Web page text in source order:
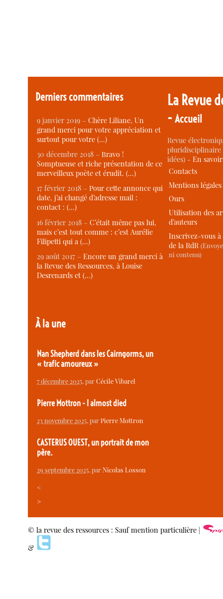
Derniers commentaires
9 janvier 2019 –Chère Liliane, Un
grand merci pour votre appréciation et
surtout pour votre (…)
30 décembre 2018 –Bravo !
Somptueuse et riche présentation de ce
merveilleux poète et érudit. (…)
17 février 2018 –Pour cette annonce qui
date, j’ai changé d’adresse mail :
contact : (…)
16 février 2018 –C’était même pas lui,
mais c’est tout comme : c’est Aurélie
Filipetti qui a (…)
29 août 2017 –Encore un grand merci à
la Revue des Ressources, à Louise
Desrenards et (…)
À la une
Nan Shepherd dans les Cairngorms, un
« trafic amoureux »
7 décembre 2025, parCécile Vibarel
Pierre Mottron - I almost died
23 novembre 2025, parPierre Mottron
CASTERUS OUEST, un portrait de mon
père.
29 septembre 2025, parNicolas Losson
<
>
La Revue
-Accueil
Revue
idées) -En
Contacts
Mentions légales
Ours
Utilisation des
d’auteurs
Inscrivez-vous
de la RdR
ni contenu)
© la revue des ressources : Sauf mention particulière |
&